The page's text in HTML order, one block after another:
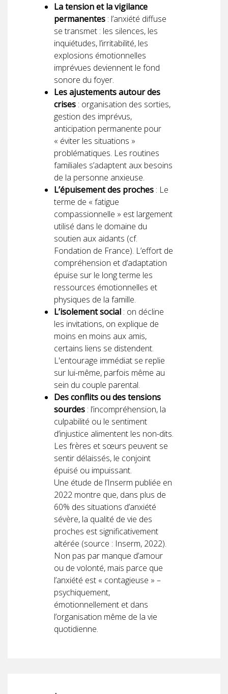
La tension et la vigilance
permanentes : l’anxiété diffuse
se transmet : les silences, les
inquiétudes, l’irritabilité, les
explosions émotionnelles
imprévues deviennent le fond
sonore du foyer.
Les ajustements autour des
crises : organisation des sorties,
gestion des imprévus,
anticipation permanente pour
« éviter les situations »
problématiques. Les routines
familiales s’adaptent aux besoins
de la personne anxieuse.
L’épuisement des proches : Le
terme de « fatigue
compassionnelle » est largement
utilisé dans le domaine du
soutien aux aidants (cf.
Fondation de France). L’effort de
compréhension et d’adaptation
épuise sur le long terme les
ressources émotionnelles et
physiques de la famille.
L’isolement social : on décline
les invitations, on explique de
moins en moins aux amis,
certains liens se distendent.
L'entourage immédiat se replie
sur lui-même, parfois même au
sein du couple parental.
Des conflits ou des tensions
sourdes : l’incompréhension, la
culpabilité ou le sentiment
d’injustice alimentent les non-dits.
Les frères et sœurs peuvent se
sentir délaissés, le conjoint
épuisé ou impuissant.
Une étude de l’Inserm publiée en
2022 montre que, dans plus de
60% des situations d’anxiété
sévère, la qualité de vie des
proches est significativement
altérée (source : Inserm, 2022).
Non pas par manque d’amour
ou de volonté, mais parce que
l’anxiété est « contagieuse » –
psychiquement,
émotionnellement et dans
l’organisation même de la vie
quotidienne.